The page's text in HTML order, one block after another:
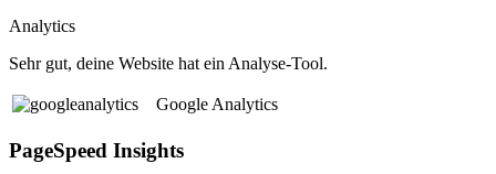
Analytics
Sehr gut, deine Website hat ein Analyse-Tool.
Google Analytics
PageSpeed Insights